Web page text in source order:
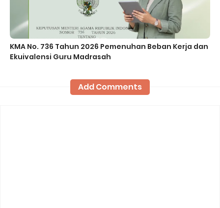
KMA No. 736 Tahun 2026 Pemenuhan Beban Kerja dan
Ekuivalensi Guru Madrasah
Add Comments